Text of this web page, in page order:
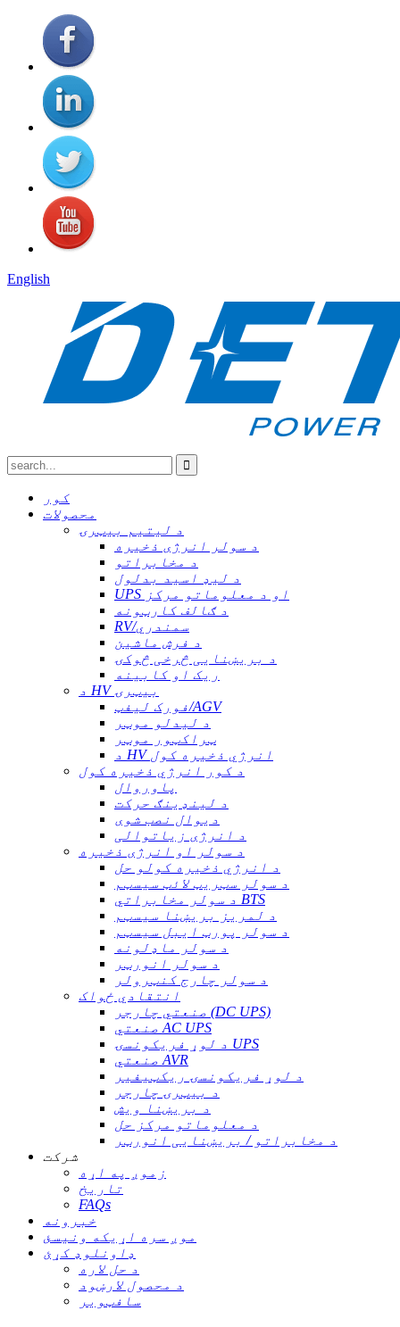
English
کور
محصولات
د لیتیم بیټرۍ
د سولر انرژی ذخیره
د مخابراتو
د لیډ اسید بدلول
UPS او د معلوماتو مرکز
د ګالف کارټونه
RV/سمندري
د فرش ماشین
د بریښنایی څرخی څوکۍ
ریک او کابینه
د HV بیټرۍ
فورک لیفټ/AGV
د لیدلو موټر
ټراکټور موټر
د HV انرژي ذخیره کول
د کور انرژي ذخیره کول
پاوروال
د لینډینګ حرکت
دیوال نصب شوی
د انرژی زیاتوالی
د سولر او انرژی ذخیره
د انرژي ذخیره کولو حل
د سولر سټریټ لائټ سیسټم
د سولر مخابراتي BTS
د لمریز بریښنا سیسټم
د سولر پورټ ایبل سیسټم
د سولر ماډلونه
د سولر انورټر
د سولر چارج کنټرولر
انتقادي ځواک
صنعتي چارجر (DC UPS)
صنعتي AC UPS
د لوړ فریکونسۍ UPS
صنعتي AVR
د لوړ فریکونسۍ ریکټیفیر
د بیټرۍ چارجر
د بریښنا ویش
د معلوماتو مرکز حل
د مخابراتو / بریښنایی انورټر
شرکت
زموږ په اړه
تاریخ
FAQs
خبرونه
موږ سره اړیکه ونیسئ
ډاونلوډ کړئ
د حل لاره
د محصول لارښود
سافټویر